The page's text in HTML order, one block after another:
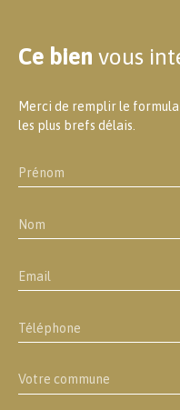
Ce bien vous
Merci de remplir le
les plus brefs délais.
Prénom
Nom
Email
Téléphone
Votre commune